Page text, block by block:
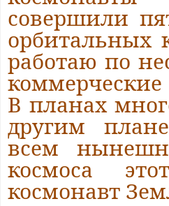
совершили
орбитальных
работаю по
В планах
другим
всем
космоса
космонавт